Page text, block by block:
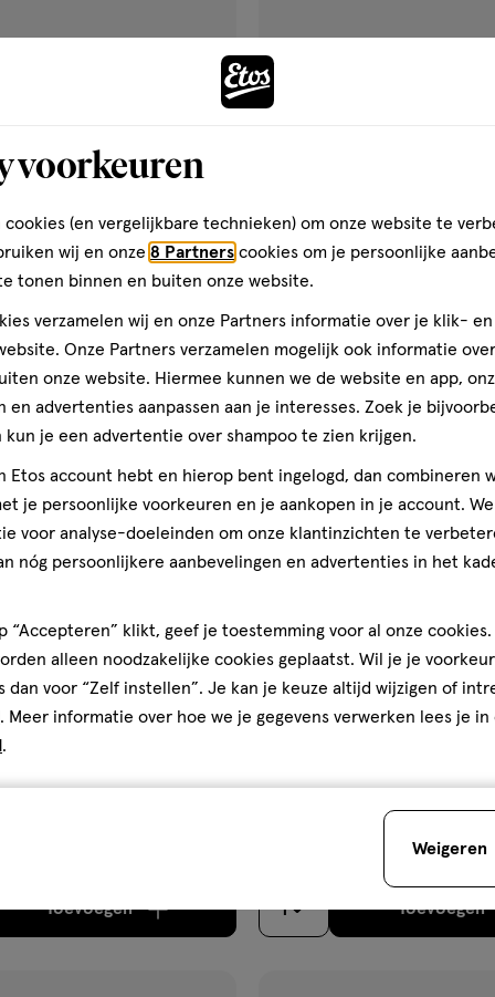
99
ML
Toevoegenverhoog aantal met één Er
1 stuk
1 Toevoegen
2 voor
12.50
ML
Toevoegenverhoog aantal met één, Bijna uitverkocht!Er
toevoegen
aan
verlanglijst
Therme Mystic Rose Foaming
1 Toevoegen
Gratisbezorging vanaf €35 Gratisretour binnen 30
voorkeuren
cookies (en vergelijkbare technieken) om onze website te
wij en onze 8 Partners cookies om je persoonlijke
tonen binnen en buiten onze website.
verzamelen wij en onze Partners informatie over je klik-
Onze Partners verzamelen mogelijk ook informatie
onze website. Hiermee kunnen we de website en app,
en advertenties aanpassen aan je interesses. Zoek je
kun je een advertentie over shampoo te zien krijgen.
Etos account hebt en hierop bent ingelogd, dan combineren
je persoonlijke voorkeuren en je aankopen in je account.
voor analyse-doeleinden om onze klantinzichten te
nóg persoonlijkere aanbevelingen en advertenties in het
“Accepteren” klikt, geef je toestemming voor al onze cookies.
alleen noodzakelijke cookies geplaatst. Wil je je
dan voor “Zelf instellen”. Je kan je keuze altijd wijzigen of
. Meer informatie over hoe we je gegevens verwerken lees je in
.
Weigeren